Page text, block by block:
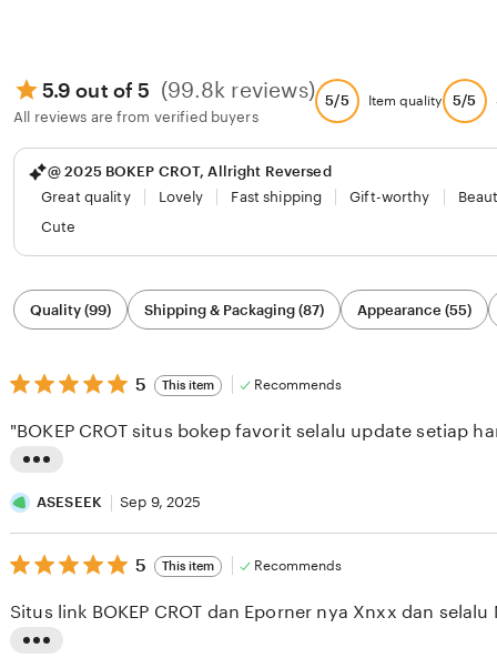
5.9 out of 5 (99.8k reviews)
All reviews are from verified buyers
5/5 Item quality 5/5
@ 2025 BOKEP CROT, Allright Reversed
Great quality
Lovely Fast shipping Gift-worthy
Cute
Filter
by
category
Quality (99) Shipping & Packaging (87) Appearance (55)
5
out
5
stars
5 This item Recommends
i
s
t
n
"BOKEP CROT situs bokep favorit selalu update setiap
ASESEEK Sep 9, 2025
5
out
5
stars
5 This item Recommends
Situs link BOKEP CROT dan Eporner nya Xnxx dan